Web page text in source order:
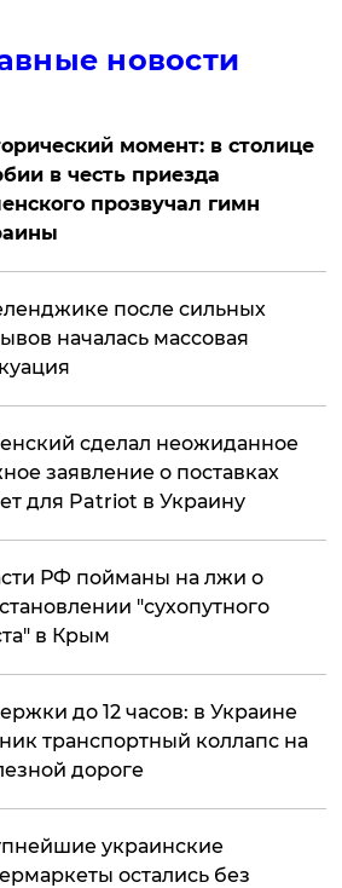
новости
момент: в столице
в честь приезда
прозвучал гимн
после сильных
началась массовая
сделал неожиданное
заявление о поставках
для Patriot в Украину
РФ пойманы на лжи о
"сухопутного
в Крым
до 12 часов: в Украине
транспортный коллапс на
дороге
украинские
остались без